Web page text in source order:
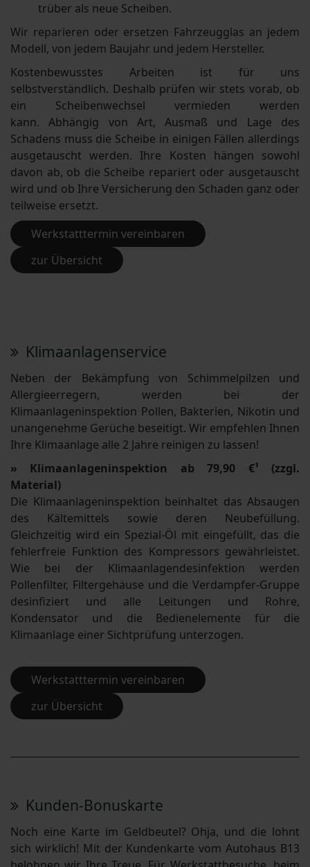
trüber als neue Scheiben.
Wir reparieren oder ersetzen Fahrzeugglas an jedem
Modell, von jedem Baujahr und jedem Hersteller.
Kostenbewusstes Arbeiten ist für uns
selbstverständlich. Deshalb prüfen wir stets vorab, ob
ein Scheibenwechsel vermieden werden
kann. Abhängig von Art, Ausmaß und Lage des
Schadens muss die Scheibe in einigen Fällen allerdings
ausgetauscht werden. Ihre Kosten hängen sowohl
davon ab, ob die Scheibe repariert oder ausgetauscht
wird und ob Ihre Versicherung den Schaden ganz oder
teilweise ersetzt.
Werkstatttermin vereinbaren
zur Übersicht
Klimaanlagenservice
Neben der Bekämpfung von Schimmelpilzen und
Allergieerregern, werden bei der
Klimaanlageninspektion Pollen, Bakterien, Nikotin und
unangenehme Gerüche beseitigt. Wir empfehlen Ihnen
Ihre Klimaanlage alle 2 Jahre reinigen zu lassen!
» Klimaanlageninspektion ab 79,90 €¹ (zzgl.
Material)
Die Klimaanlageninspektion beinhaltet das Absaugen
des Kältemittels sowie deren Neubefüllung.
Gleichzeitig wird ein Spezial-Öl mit eingefüllt, das die
fehlerfreie Funktion des Kompressors gewährleistet.
Wie bei der Klimaanlagendesinfektion werden
Pollenfilter, Filtergehäuse und die Verdampfer-Gruppe
desinfiziert und alle Leitungen und Rohre,
Kondensator und die Bedienelemente für die
Klimaanlage einer Sichtprüfung unterzogen.
Werkstatttermin vereinbaren
zur Übersicht
Kunden-Bonuskarte
Noch eine Karte im Geldbeutel? Ohja, und die lohnt
sich wirklich! Mit der Kundenkarte vom Autohaus B13